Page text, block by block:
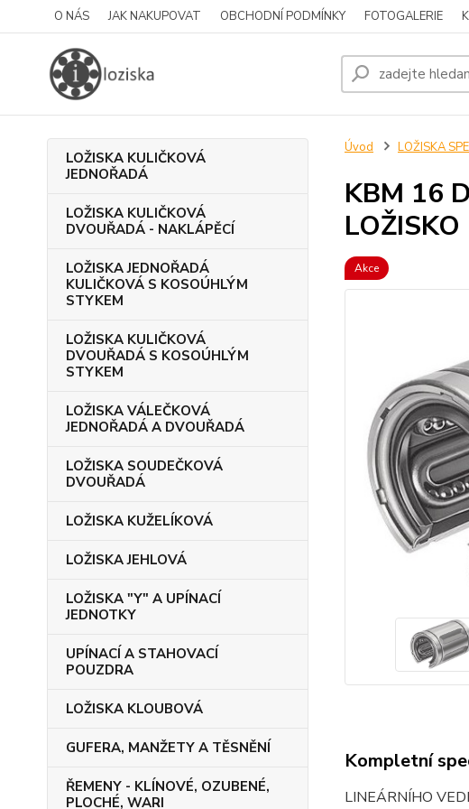
O NÁS JAK NAKUPOVAT OBCHODNÍ PODMÍNKY FOTOGALERIE
LOŽISKA KULIČKOVÁ
JEDNOŘADÁ
LOŽISKA KULIČKOVÁ
DVOUŘADÁ - NAKLÁPĚCÍ
LOŽISKA JEDNOŘADÁ
KULIČKOVÁ S KOSOÚHLÝM
STYKEM
LOŽISKA KULIČKOVÁ
DVOUŘADÁ S KOSOÚHLÝM
STYKEM
LOŽISKA VÁLEČKOVÁ
JEDNOŘADÁ A DVOUŘADÁ
LOŽISKA SOUDEČKOVÁ
DVOUŘADÁ
LOŽISKA KUŽELÍKOVÁ
LOŽISKA JEHLOVÁ
LOŽISKA "Y" A UPÍNACÍ
JEDNOTKY
UPÍNACÍ A STAHOVACÍ
POUZDRA
LOŽISKA KLOUBOVÁ
GUFERA, MANŽETY A TĚSNĚNÍ
ŘEMENY - KLÍNOVÉ, OZUBENÉ,
PLOCHÉ, WARI
Úvod LOŽISKA
KBM 16
LOŽISKO
Akce
Kompletní
LINEÁRNÍHO